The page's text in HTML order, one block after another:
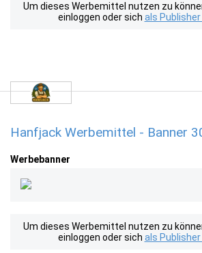
Um dieses Werbemittel nutzen zu
einloggen oder sich als
Hanfjack Werbemittel - Banner
Werbebanner
Um dieses Werbemittel nutzen zu
einloggen oder sich als